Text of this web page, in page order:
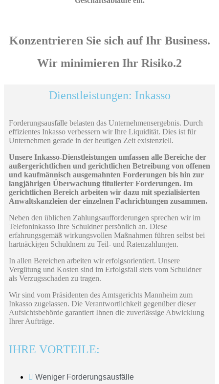
Konzentrieren Sie sich auf Ihr Business.
Wir minimieren Ihr Risiko.2
Dienstleistungen: Inkasso
Forderungsausfälle belasten das Unternehmensergebnis. Durch
effizientes Inkasso verbessern wir Ihre Liquidität. Dies ist für
Unternehmen gerade in der heutigen Zeit existenziell.
Unsere Inkasso-Dienstleistungen umfassen alle Bereiche der
außergerichtlichen und gerichtlichen Betreibung von offenen
und kaufmännisch ausgemahnten Forderungen bis hin zur
langjährigen Überwachung titulierter Forderungen. Im
gerichtlichen Bereich arbeiten wir dazu mit spezialisierten
Anwaltskanzleien der einzelnen Fachrichtungen zusammen.
Neben den üblichen Zahlungsaufforderungen sprechen wir im
Telefoninkasso Ihre Schuldner persönlich an. Diese
erfahrungsgemäß wirkungsvollen Maßnahmen führen selbst bei
hartnäckigen Schuldnern zu Teil- und Ratenzahlungen.
In allen Bereichen arbeiten wir erfolgsorientiert. Unsere
Vergütung und Kosten sind im Erfolgsfall stets vom Schuldner
als Verzugsschaden zu tragen.
Wir sind vom Präsidenten des Amtsgerichts Mannheim zum
Inkasso zugelassen. Die Verantwortlichkeit gegenüber dieser
Aufsichtsbehörde garantiert Ihnen die zuverlässige Abwicklung
Ihrer Aufträge.
IHRE VORTEILE:
Weniger Forderungsausfälle